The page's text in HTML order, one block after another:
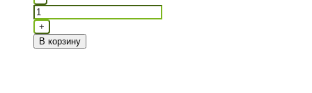
товара
Кассета
Line
Т-24
+
В корзину